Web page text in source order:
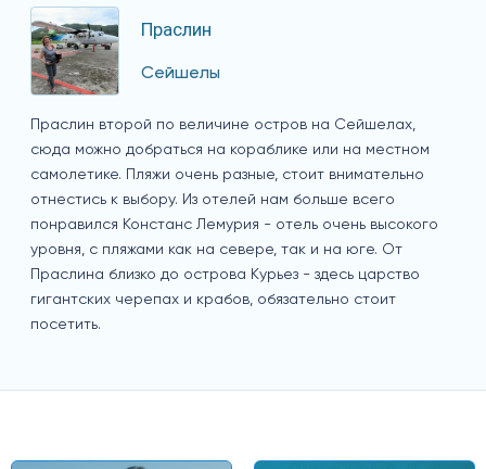
Праслин
Сейшелы
Праслин второй по величине остров на Сейшелах,
сюда можно добраться на кораблике или на местном
самолетике. Пляжи очень разные, стоит внимательно
отнестись к выбору. Из отелей нам больше всего
понравился Констанс Лемурия - отель очень высокого
уровня, с пляжами как на севере, так и на юге. От
Праслина близко до острова Курьез - здесь царство
гигантских черепах и крабов, обязательно стоит
посетить.